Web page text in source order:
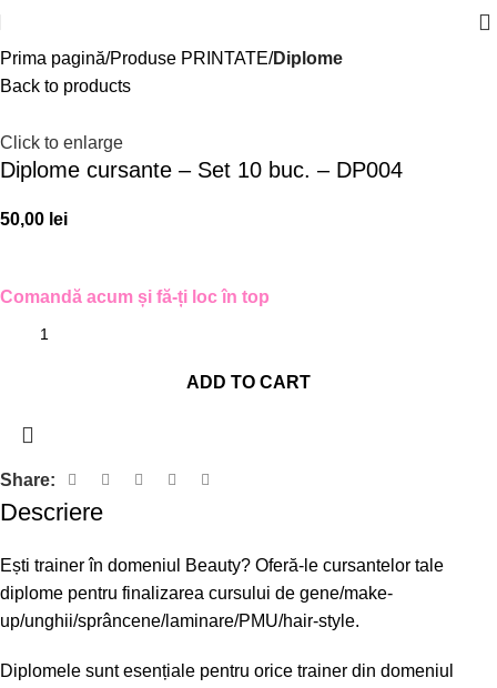
Prima pagină Produse PRINTATE Diplome
Back to products
Click to enlarge
Diplome cursante – Set 10 buc. – DP004
50,00 lei
Comandă acum și fă-ți loc în top
ADD TO CART
Share:
Descriere
Ești trainer în domeniul Beauty? Oferă-le cursantelor tale
diplome pentru finalizarea cursului de gene/make-
up/unghii/sprâncene/laminare/PMU/hair-style.
Diplomele sunt esențiale pentru orice trainer din domeniul